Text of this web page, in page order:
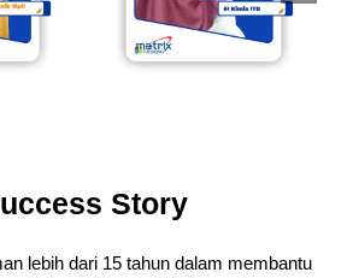
Story
lebih dari 15 tahun dalam membantu